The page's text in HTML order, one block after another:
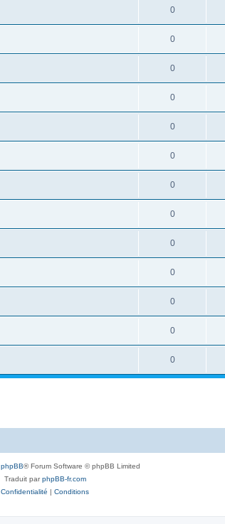
0
0
0
0
0
0
0
0
0
0
0
0
0
phpBB® Forum Software © phpBB Limited
Traduit parphpBB-fr.com
Confidentialité | Conditions